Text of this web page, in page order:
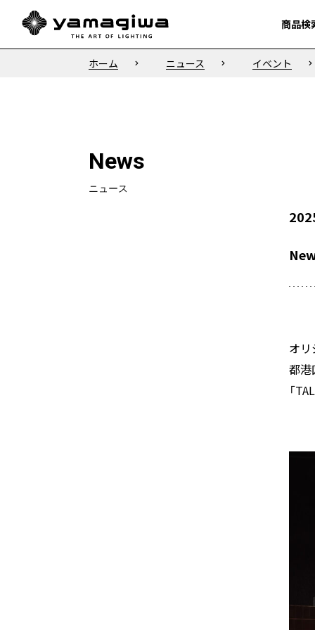
商品検
商品検
ホーム ニュース イベント
News
ニュース
オリ
都港
「